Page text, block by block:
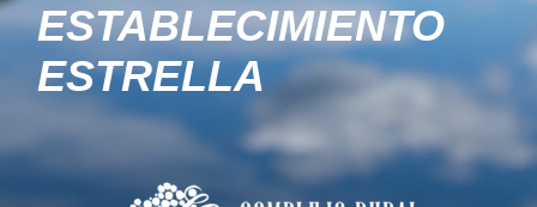
ESTABLECIMIENTO
ESTRELLA